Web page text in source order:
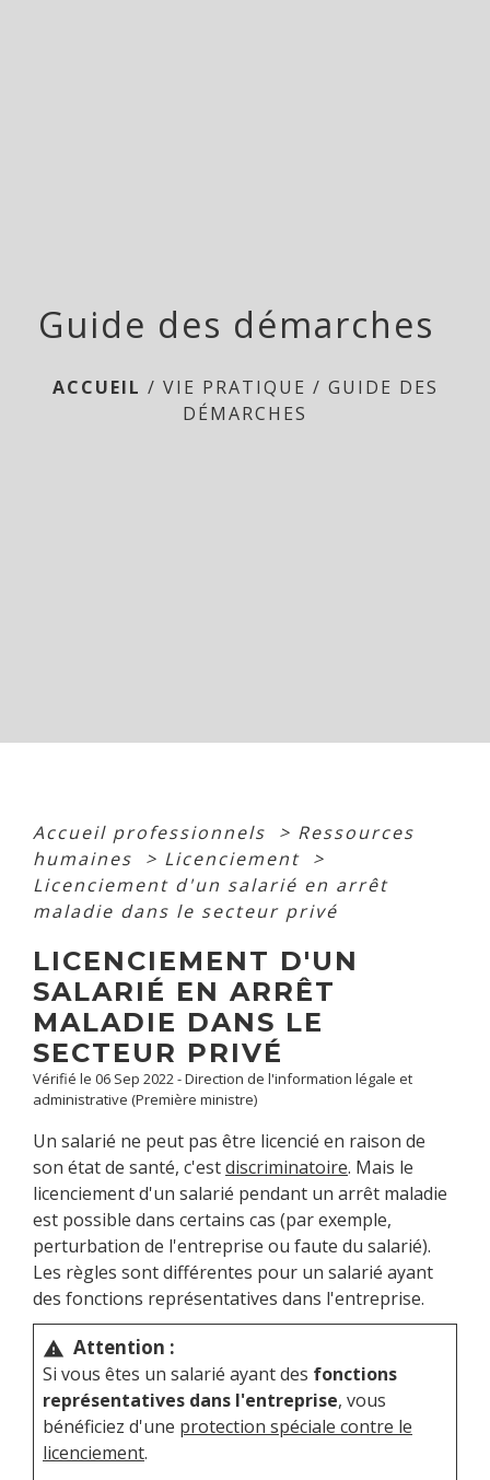
Guide des démarches
ACCUEIL / VIE PRATIQUE / GUIDE DES
DÉMARCHES
Accueil professionnels > Ressources
humaines
> Licenciement >
Licenciement d'un salarié en arrêt
maladie dans le secteur privé
LICENCIEMENT D'UN
SALARIÉ EN ARRÊT
MALADIE DANS LE
SECTEUR PRIVÉ
Vérifié le 06 Sep 2022 - Direction de l'information légale et
administrative (Première ministre)
Un salarié ne peut pas être licencié en raison de
son état de santé, c'estdiscriminatoire. Mais le
licenciement d'un salarié pendant un arrêt maladie
est possible dans certains cas (par exemple,
perturbation de l'entreprise ou faute du salarié).
Les règles sont différentes pour un salarié ayant
des fonctions représentatives dans l'entreprise.
warning Attention :
Si vous êtes un salarié ayant des fonctions
représentatives dans l'entreprise, vous
bénéficiez d'une protection spéciale contre le
licenciement.